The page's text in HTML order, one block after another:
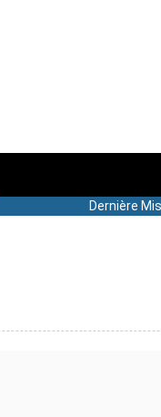
Dernière